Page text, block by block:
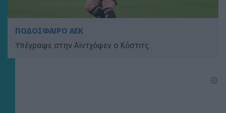
ΠΟΔΟΣΦΑΙΡΟ ΑΕΚ
Υπέγραψε στην Αϊντχόφεν ο Κόστιτς